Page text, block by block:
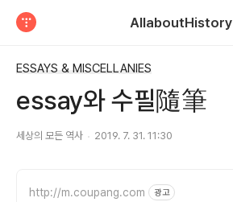
AllaboutHistory
ESSAYS & MISCELLANIES
essay와 수필隨筆
세상의 모든 역사 2019. 7. 31. 11:30
http://m.coupang.com 광고